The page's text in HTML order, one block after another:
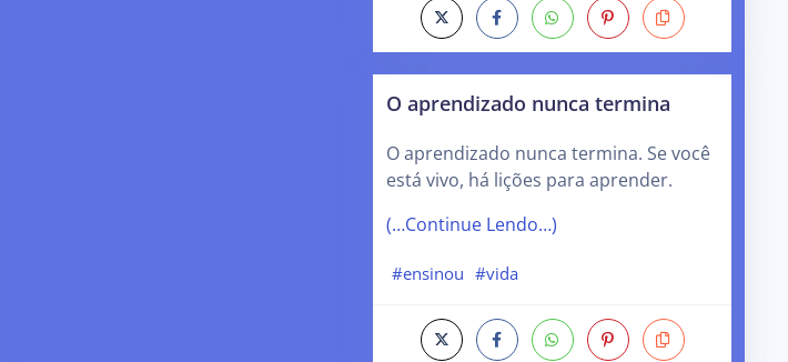
O aprendizado nunca termina
O aprendizado nunca termina. Se você
está vivo, há lições para aprender.
(…Continue Lendo…)
#ensinou #vida